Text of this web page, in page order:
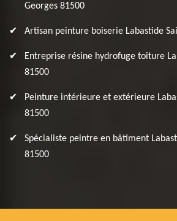
Georges 81500
Artisan peinture boiserie Labastide
Entreprise résine hydrofuge toiture
81500
Peinture intérieure et extérieure
81500
Spécialiste peintre en bâtiment
81500